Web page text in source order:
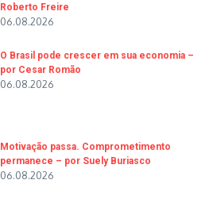
Roberto Freire
06.08.2026
O Brasil pode crescer em sua economia –
por Cesar Romão
06.08.2026
Motivação passa. Comprometimento
permanece – por Suely Buriasco
06.08.2026